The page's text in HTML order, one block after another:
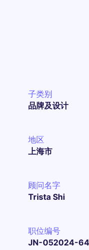
子类别
品牌及设计
地区
上海市
顾问名字
Trista Shi
职位编号
JN-052024-